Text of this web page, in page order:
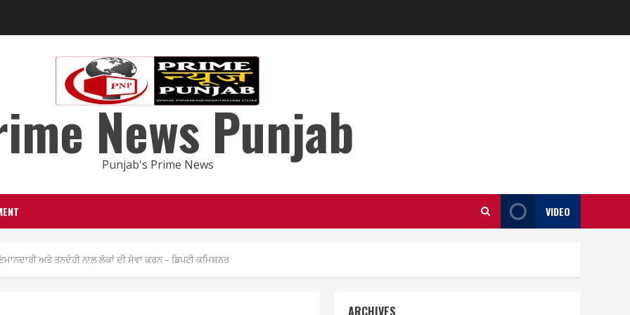
News Punjab
Punjab's Prime News
VIDEO
ਅਤੇ ਤਨਦੇਹੀ ਨਾਲ ਲੋਕਾਂ ਦੀ ਸੇਵਾ ਕਰਨ – ਡਿਪਟੀ ਕਮਿਸ਼ਨਰ
ARCHIVES